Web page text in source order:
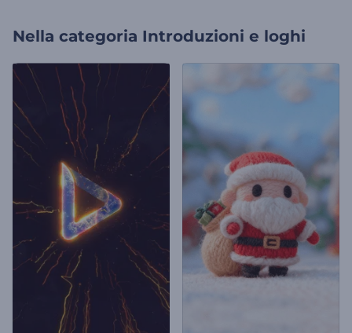
Nella categoria Introduzioni e loghi